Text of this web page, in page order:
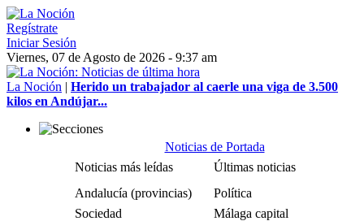
Regístrate
Iniciar Sesión
Viernes, 07 de Agosto de 2026 - 9:37 am
La Noción | Herido un trabajador al caerle una viga de 3.500
kilos en Andújar...
Noticias de Portada
Noticias más leídas
Últimas noticias
Andalucía (provincias)
Política
Sociedad
Málaga capital